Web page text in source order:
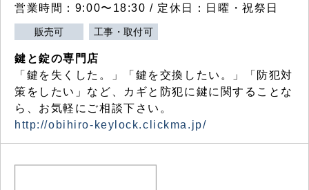
営業時間：9:00〜18:30 / 定休日：日曜・祝祭日
販売可 工事・取付可
鍵と錠の専門店
「鍵を失くした。」「鍵を交換したい。」「防犯対
策をしたい」など、カギと防犯に鍵に関することな
ら、お気軽にご相談下さい。
http://obihiro-keylock.clickma.jp/